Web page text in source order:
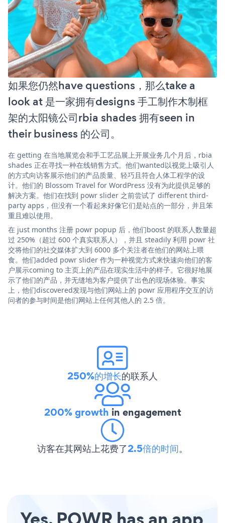
如果您仍然have questions，那么take a
look at 是一家拥有designs 手工制作木制框
架的太阳镜公司rbia shades 拥有seen in
their business 的公司。
在 getting 在当地展览会和手工艺品展上开展业务几个月后，rbia
shades 正在寻找一种在线销售方式。他们wanted以视觉上吸引人
的方式向访客展示他们的产品质量、轻巧且符合人体工程学的设
计。他们的 Blossom Travel for WordPress 没有为此提供足够的
解决方案。他们在找到 powr slider 之前尝试了 different third-
party apps，但没有一个看起来好像它们是站点的一部分，并且笨
重且难以使用。
在 just months 注册 powr popup 后，他们boost 的联系人数量超
过 250%（超过 600 个真实联系人），并且 steadily 利用 powr 社
交将他们的社交媒体扩大到 6000 多个关注者在他们的网站上喂
食。他们added powr slider 作为一种视觉方式来快速向他们的客
户展示coming to 主页上的产品在现实生活中的样子。它很好地展
示了他们的产品，并无缝地为客户提供了出色的现场体验。事实
上，他们discovered发现与他们网站上的 powr 应用程序交互的访
问者的参与时间是他们网站上任何其他人的 2.5 倍。
250%的增长的联系人
200% growth in engagement
访客在其网站上花费了2.5倍的时间。